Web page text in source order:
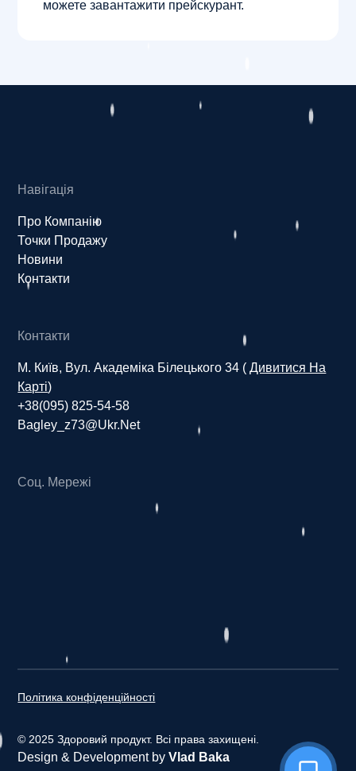
можете завантажити прейскурант.
Навігація
Про Компанію
Точки Продажу
Новини
Контакти
Контакти
М. Київ, Вул. Академіка Білецького 34 (Дивитися На
Карті)
+38(095) 825-54-58
Bagley_z73@ukr.net
Соц. Мережі
продукт
Політика конфіденційності
© 2025 Здоровий продукт. Всі права захищені.
Design & Development byVlad Baka